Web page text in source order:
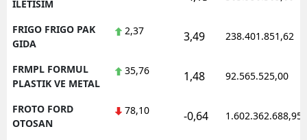
ILETISIM
FRIGO FRIGO PAK
GIDA
2,37 3,49 238.401.851,62
FRMPL FORMUL
PLASTIK VE METAL
35,76 1,48 92.565.525,00
FROTO FORD
OTOSAN
78,10 -0,64 1.602.362.688,95